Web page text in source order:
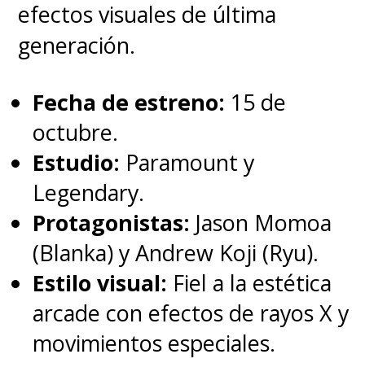
película.
efectos visuales de última
generación.
Fecha de estreno: 15 de
octubre.
Estudio: Paramount y
Legendary.
Protagonistas: Jason Momoa
(Blanka) y Andrew Koji (Ryu).
Estilo visual: Fiel a la estética
arcade con efectos de rayos X y
movimientos especiales.